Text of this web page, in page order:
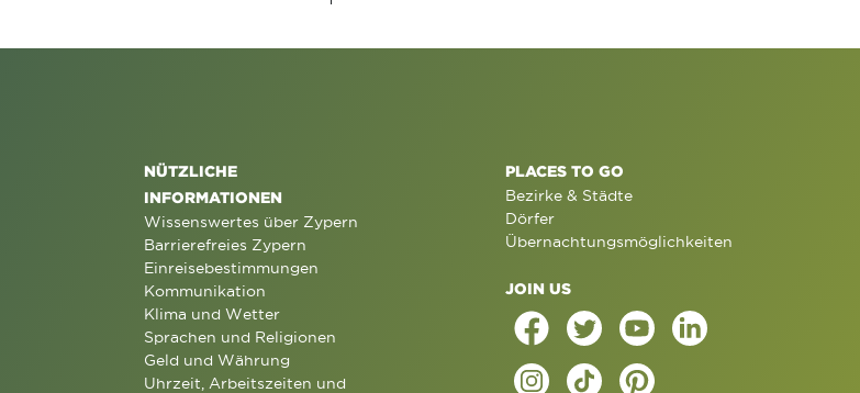
NÜTZLICHE
INFORMATIONEN
Wissenswertes über Zypern
Barrierefreies Zypern
Einreisebestimmungen
Kommunikation
Klima und Wetter
Sprachen und Religionen
Geld und Währung
Uhrzeit, Arbeitszeiten und
PLACES TO GO
Bezirke & Städte
Dörfer
Übernachtungsmöglichkeiten
JOIN US